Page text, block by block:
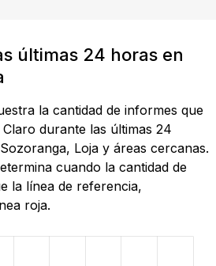
últimas 24 horas en
la cantidad de informes que
durante las últimas 24
Loja y áreas cercanas.
cuando la cantidad de
la línea de referencia,
roja.